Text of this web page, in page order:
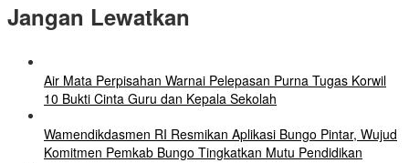
Jangan Lewatkan
Air Mata Perpisahan Warnai Pelepasan Purna Tugas Korwil
10 Bukti Cinta Guru dan Kepala Sekolah
Wamendikdasmen RI Resmikan Aplikasi Bungo Pintar, Wujud
Komitmen Pemkab Bungo Tingkatkan Mutu Pendidikan